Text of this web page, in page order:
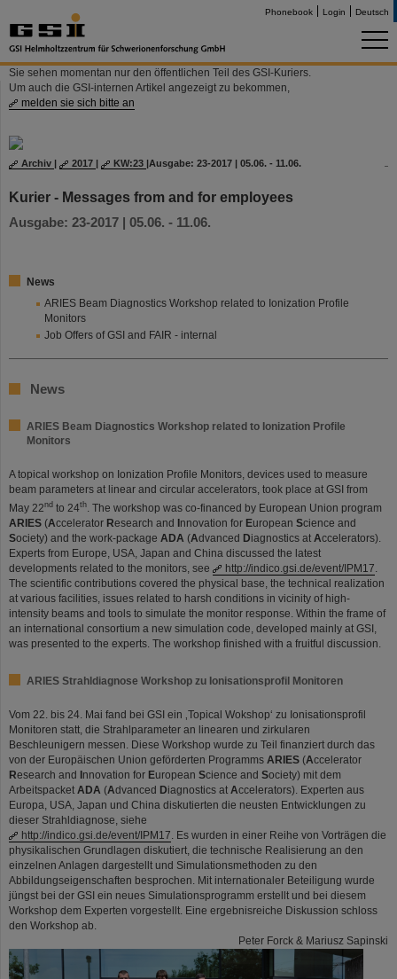
Phonebook Login Deutsch
Sie sehen momentan nur den öffentlichen Teil des GSI-Kuriers.
Um auch die GSI-internen Artikel angezeigt zu bekommen,
melden sie sich bitte an
Archiv | 2017 | KW:23 |Ausgabe: 23-2017 | 05.06. - 11.06.
Kurier - Messages from and for employees
Ausgabe: 23-2017 | 05.06. - 11.06.
News
ARIES Beam Diagnostics Workshop related to Ionization Profile
Monitors
Job Offers of GSI and FAIR - internal
News
ARIES Beam Diagnostics Workshop related to Ionization Profile
Monitors
A topical workshop on Ionization Profile Monitors, devices used to measure
beam parameters at linear and circular accelerators, took place at GSI from
May 22nd to 24th. The workshop was co-financed by European Union program
ARIES (Accelerator Research and nnovation for European Science and
Society) and the work-package ADA (Advanced Diagnostics at Accelerators).
Experts from Europe, USA, Japan and China discussed the latest
developments related to the monitors, see
http://indico.gsi.de/event/IPM17.
The scientific contributions covered the physical base, the technical realization
at various facilities, issues related to harsh conditions in vicinity of high-
intensity beams and tools to simulate the monitor response. Within the frame of
an international consortium a new simulation code, developed mainly at GSI,
was presented to the experts. The workshop finished with a fruitful discussion.
ARIES Strahldiagnose Workshop zu Ionisationsprofil Monitoren
Vom 22. bis 24. Mai fand bei GSI ein ‚Topical Wokshop‘ zu Ionisationsprofil
Monitoren statt, die Strahlparameter an linearen und zirkularen
Beschleunigern messen. Diese Workshop wurde zu Teil finanziert durch das
von der Europäischen Union geförderten Programms ARIES (Accelerator
Research and nnovation for European Science and Society) mit dem
Arbeitspacket ADA (Advanced Diagnostics at Accelerators). Experten aus
Europa, USA, Japan und China diskutierten die neusten Entwicklungen zu
dieser Strahldiagnose, siehe
http://indico.gsi.de/event/IPM17. Es wurden in einer Reihe von Vorträgen die
physikalischen Grundlagen diskutiert, die technische Realisierung an den
einzelnen Anlagen dargestellt und Simulationsmethoden zu den
Abbildungseigenschaften besprochen. Mit internationaler Beteiligung wurde
jüngst bei der GSI ein neues Simulationsprogramm erstellt und bei diesem
Workshop dem Experten vorgestellt. Eine ergebnisreiche Diskussion schloss
den Workshop ab.
Peter Forck & Mariusz Sapinski